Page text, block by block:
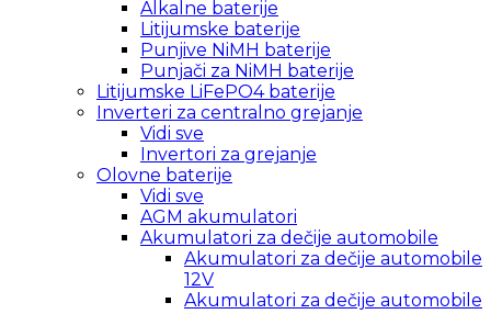
Alkalne baterije
Litijumske baterije
Punjive NiMH baterije
Punjači za NiMH baterije
Litijumske LiFePO4 baterije
Inverteri za centralno grejanje
Vidi sve
Invertori za grejanje
Olovne baterije
Vidi sve
AGM akumulatori
Akumulatori za dečije automobile
Akumulatori za dečije automobile
12V
Akumulatori za dečije automobile